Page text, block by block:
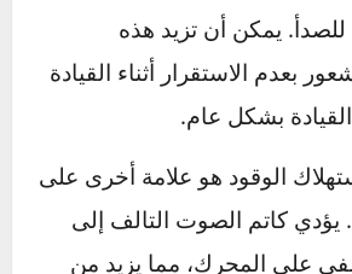
العلامات التي تشير إلى
إذ يعمل هذا الجزء على
وعندما يبدأ بالتلف، يصبح
المعتاد. قد يظهر هذا
زيادة السرعة، مما يسبب